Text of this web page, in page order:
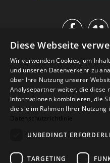

IM KATALOG
Versand
Diese Webseite
Wir verwenden Cookies, um
und unseren Datenverkehr zu
über Ihre Nutzung unserer
Analysepartner weiter, die diese
Informationen kombinieren, die
die sie im Rahmen Ihrer
Datenschutzrichtlinie
UNBEDINGT
TARGETING